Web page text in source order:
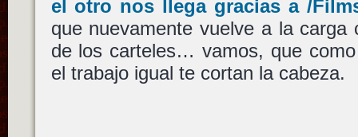
el otro nos llega gracias a /
que nuevamente vuelve a la carga
de los carteles… vamos, que
el trabajo igual te cortan la cabeza.